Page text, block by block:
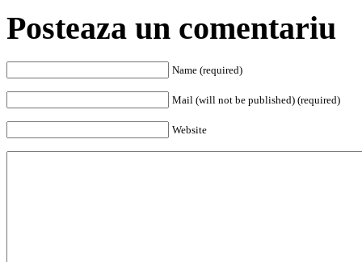
Posteaza un comentariu
Name (required)
Mail (will not be published) (required)
Website